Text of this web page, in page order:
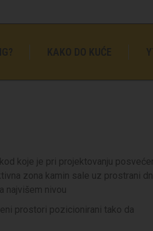
KAKO DO KUĆE
koje je pri projektovanju
zona kamin sale uz prostrani
najvišem nivou
prostori pozicionirani tako da